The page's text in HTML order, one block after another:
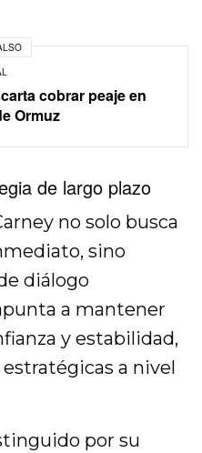
cobrar peaje en
Ormuz
de largo plazo
no solo busca
sino
diálogo
a mantener
y estabilidad,
a nivel
por su